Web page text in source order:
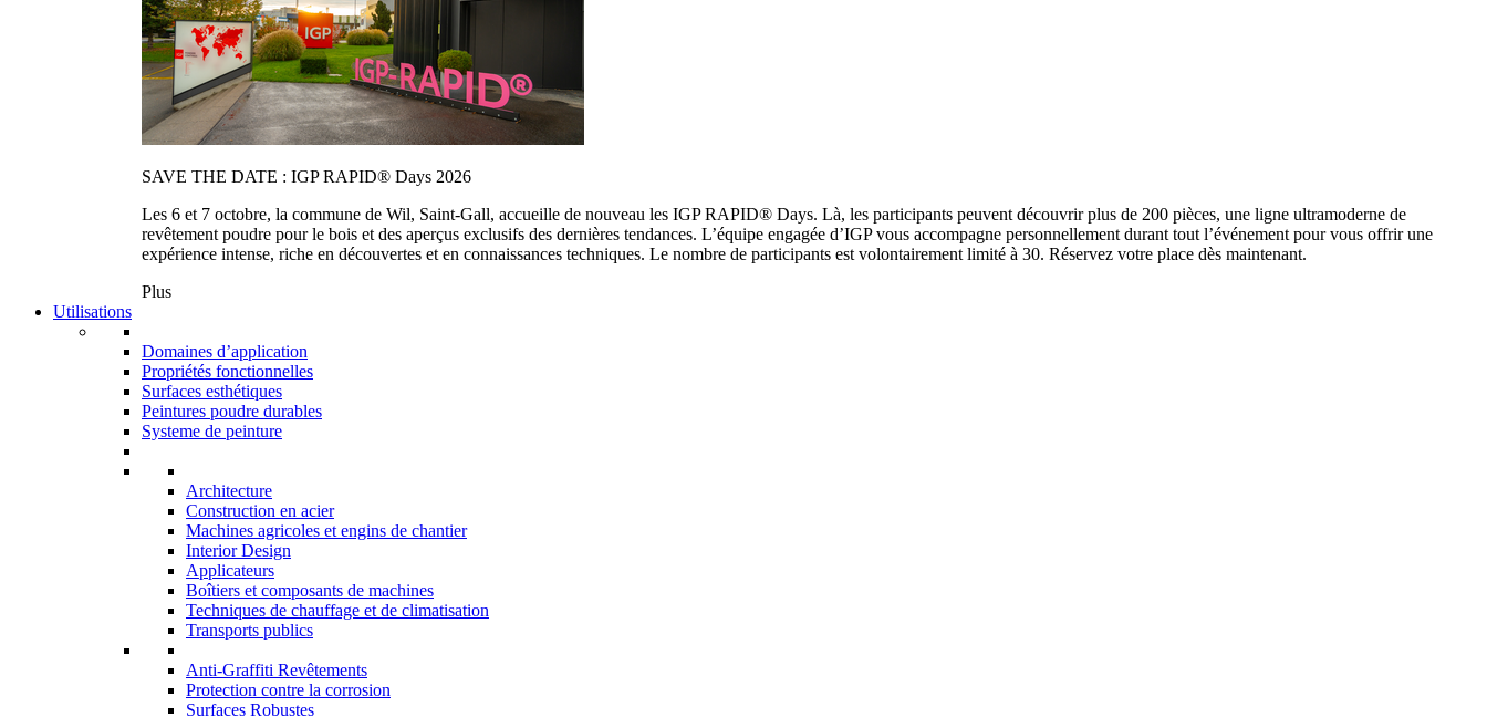
SAVE THE DATE : IGP RAPID® Days 2026
Les 6 et 7 octobre, la commune de Wil, Saint-Gall, accueille de nouveau les IGP RAPID® Days. Là, les participants peuvent découvrir plus de 200 pièces, une ligne ultramoderne de
revêtement poudre pour le bois et des aperçus exclusifs des dernières tendances. L’équipe engagée d’IGP vous accompagne personnellement durant tout l’événement pour vous offrir une
expérience intense, riche en découvertes et en connaissances techniques. Le nombre de participants est volontairement limité à 30. Réservez votre place dès maintenant.
Plus
Utilisations
Domaines d’application
Propriétés fonctionnelles
Surfaces esthétiques
Peintures poudre durables
Systeme de peinture
Architecture
Construction en acier
Machines agricoles et engins de chantier
Interior Design
Applicateurs
Boîtiers et composants de machines
Techniques de chauffage et de climatisation
Transports publics
Anti-Graffiti Revêtements
Protection contre la corrosion
Surfaces Robustes